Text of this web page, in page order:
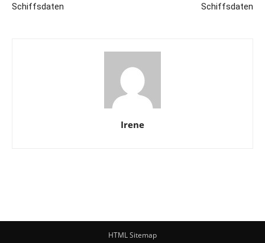
Schiffsdaten
Schiffsdaten
Irene
HTML Sitemap